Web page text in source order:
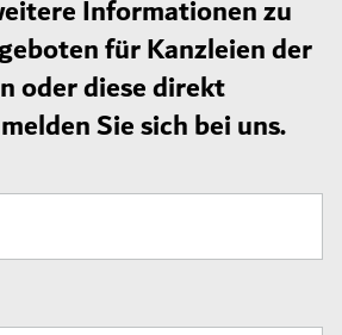
Informationen zu
für Kanzleien der
oder diese direkt
Sie sich bei uns.